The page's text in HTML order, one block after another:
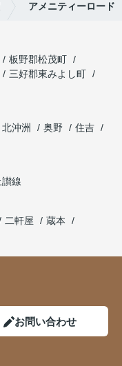
アメニティーロード
板野郡松茂町
三好郡東みよし町
北沖洲 奥野
住吉
讃線
二軒屋
蔵本
お問い合わせ